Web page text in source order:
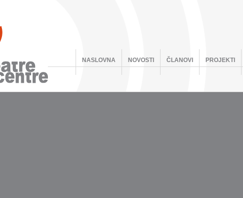
NASLOVNA NOVOSTI ČLANOVI PROJEKTI